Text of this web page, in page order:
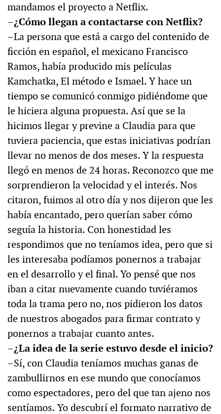
mandamos el proyecto a Netflix.
–¿Cómo llegan a contactarse con Netflix?
–La persona que está a cargo del contenido de
ficción en español, el mexicano Francisco
Ramos, había producido mis películas
Kamchatka, El método e Ismael. Y hace un
tiempo se comunicó conmigo pidiéndome que
le hiciera alguna propuesta. Así que se la
hicimos llegar y previne a Claudia para que
tuviera paciencia, que estas iniciativas podrían
llevar no menos de dos meses. Y la respuesta
llegó en menos de 24 horas. Reconozco que me
sorprendieron la velocidad y el interés. Nos
citaron, fuimos al otro día y nos dijeron que les
había encantado, pero querían saber cómo
seguía la historia. Con honestidad les
respondimos que no teníamos idea, pero que si
les interesaba podíamos ponernos a trabajar
en el desarrollo y el final. Yo pensé que nos
iban a citar nuevamente cuando tuviéramos
toda la trama pero no, nos pidieron los datos
de nuestros abogados para firmar contrato y
ponernos a trabajar cuanto antes.
–¿La idea de la serie estuvo desde el inicio?
–Sí, con Claudia teníamos muchas ganas de
zambullirnos en ese mundo que conocíamos
como espectadores, pero del que tan ajeno nos
sentíamos. Yo descubrí el formato narrativo de